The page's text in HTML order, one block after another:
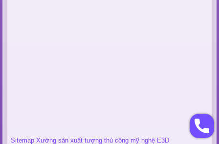
Sitemap Xưởng sản xuất tượng thủ công mỹ nghệ E3D